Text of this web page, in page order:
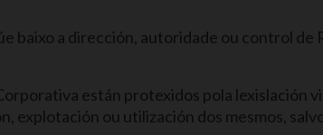
baixo a dirección, autoridade ou control de
están protexidos pola lexislación
explotación ou utilización dos mesmos,